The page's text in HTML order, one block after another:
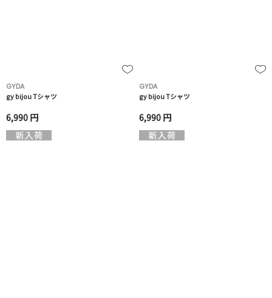
GYDA
gy bijou Tシャツ
6,990 円
GYDA
gy bijou Tシャツ
6,990 円